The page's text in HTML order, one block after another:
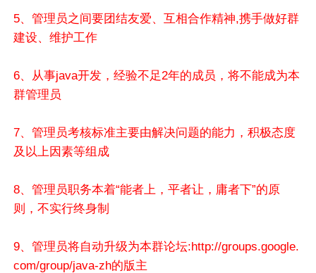
5、管理员之间要团结友爱、互相合作精神,携手做好群
建设、维护工作
6、从事java开发，经验不足2年的成员，将不能成为本
群管理员
7、管理员考核标准主要由解决问题的能力，积极态度
及以上因素等组成
8、管理员职务本着“能者上，平者让，庸者下”的原
则，不实行终身制
9、管理员将自动升级为本群论坛:http://groups.google.
com/group/java-zh的版主